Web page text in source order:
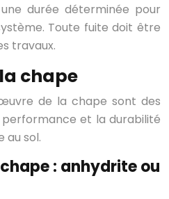
durée déterminée pour
Toute fuite doit être
travaux.
chape
de la chape sont des
et la durabilité
au sol.
: anhydrite ou